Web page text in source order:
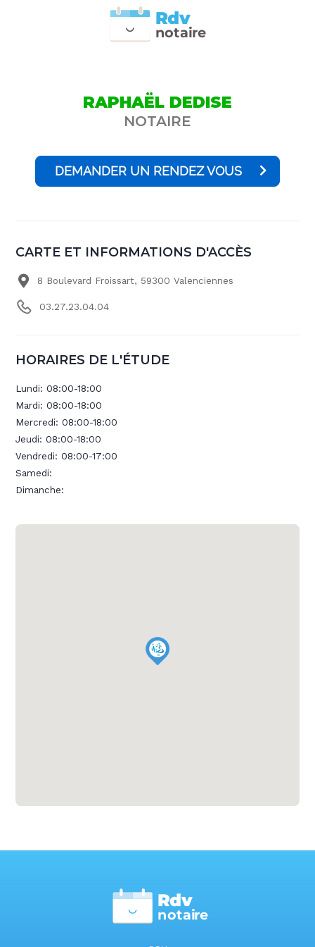
notaire
Rdv
RAPHAËL DEDISE
NOTAIRE
DEMANDER UN RENDEZ VOUS
CARTE ET INFORMATIONS D'ACCÈS
8 Boulevard Froissart, 59300 Valenciennes
03.27.23.04.04
HORAIRES DE L'ÉTUDE
Lundi:08:00-18:00
Mardi:08:00-18:00
Mercredi:08:00-18:00
Jeudi:08:00-18:00
Vendredi:08:00-17:00
Samedi:
Dimanche:
notaire
Rdv